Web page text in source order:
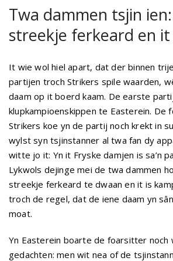
Twa dammen tsjin
streekje ferkeard en it
It wie wol hiel apart, dat der binnen
partijen troch Strikers spile waarden,
daam op it boerd kaam. De earste
klupkampioenskippen te Easterein. De
Strikers koe yn de partij noch krekt in
wylst syn tsjinstanner al twa fan dy
witte jo it: Yn it Fryske damjen is sa’n
Lykwols dejinge mei de twa dammen
streekje ferkeard te dwaan en it is
troch de regel, dat de iene daam yn
moat.
Yn Easterein boarte de foarsitter noch
gedachten: men wit nea of de